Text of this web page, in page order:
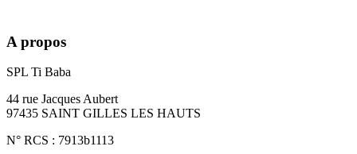
A propos
SPL Ti Baba
44 rue Jacques Aubert
97435 SAINT GILLES LES HAUTS
N° RCS : 7913b1113